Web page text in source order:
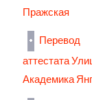
Пражская
Перевод
аттестата
Академика